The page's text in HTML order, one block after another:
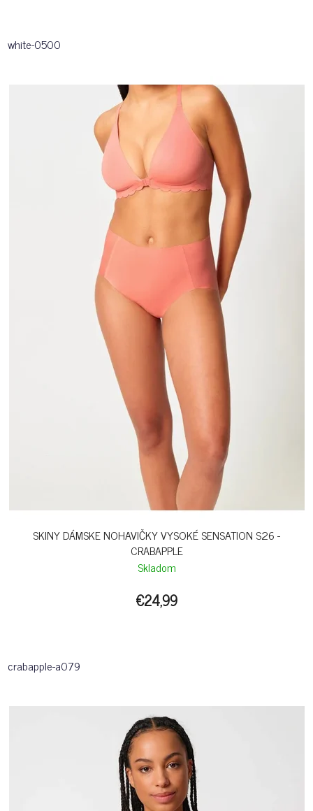
white-0500
SKINY DÁMSKE NOHAVIČKY VYSOKÉ SENSATION S26 -
CRABAPPLE
Skladom
€24,99
crabapple-a079